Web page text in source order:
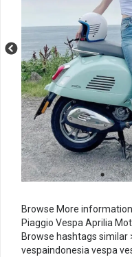
Browse More information
Piaggio Vespa Aprilia
Browse hashtags similar
vespaindonesia vespa